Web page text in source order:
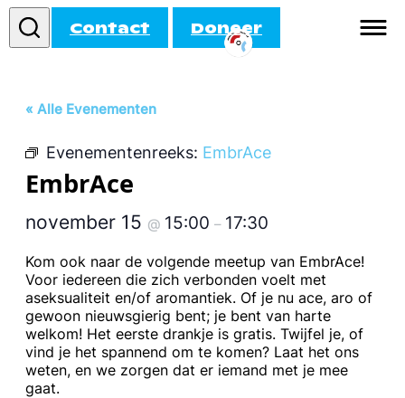
Contact Doneer
Activiteiten
Agenda
« Alle Evenementen
Evenementenreeks: EmbrAce
EmbrAce
november 15 @ 15:00 – 17:30
Kom ook naar de volgende meetup van EmbrAce!
Voor iedereen die zich verbonden voelt met
aseksualiteit en/of aromantiek. Of je nu ace, aro of
gewoon nieuwsgierig bent; je bent van harte
welkom! Het eerste drankje is gratis. Twijfel je, of
vind je het spannend om te komen? Laat het ons
weten, en we zorgen dat er iemand met je mee
gaat.